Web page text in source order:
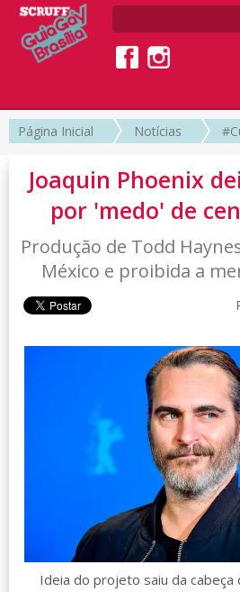
Página Inicial Notícias
Joaquin Phoenix
por 'medo' de
Produção de Todd
México e proibida a
Ideia do projeto saiu da